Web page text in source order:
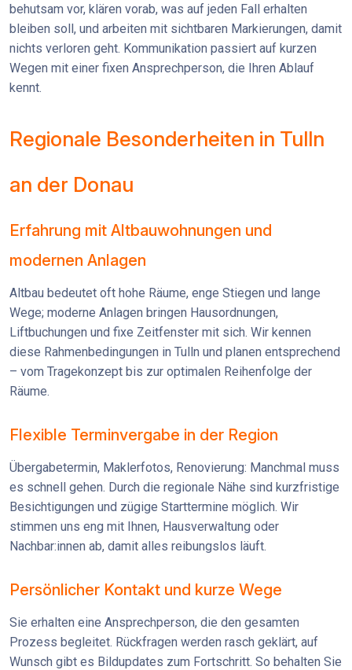
behutsam vor, klären vorab, was auf jeden Fall erhalten
bleiben soll, und arbeiten mit sichtbaren Markierungen, damit
nichts verloren geht. Kommunikation passiert auf kurzen
Wegen mit einer fixen Ansprechperson, die Ihren Ablauf
kennt.
Regionale Besonderheiten in Tulln
an der Donau
Erfahrung mit Altbauwohnungen und
modernen Anlagen
Altbau bedeutet oft hohe Räume, enge Stiegen und lange
Wege; moderne Anlagen bringen Hausordnungen,
Liftbuchungen und fixe Zeitfenster mit sich. Wir kennen
diese Rahmenbedingungen in Tulln und planen entsprechend
– vom Tragekonzept bis zur optimalen Reihenfolge der
Räume.
Flexible Terminvergabe in der Region
Übergabetermin, Maklerfotos, Renovierung: Manchmal muss
es schnell gehen. Durch die regionale Nähe sind kurzfristige
Besichtigungen und zügige Starttermine möglich. Wir
stimmen uns eng mit Ihnen, Hausverwaltung oder
Nachbar:innen ab, damit alles reibungslos läuft.
Persönlicher Kontakt und kurze Wege
Sie erhalten eine Ansprechperson, die den gesamten
Prozess begleitet. Rückfragen werden rasch geklärt, auf
Wunsch gibt es Bildupdates zum Fortschritt. So behalten Sie